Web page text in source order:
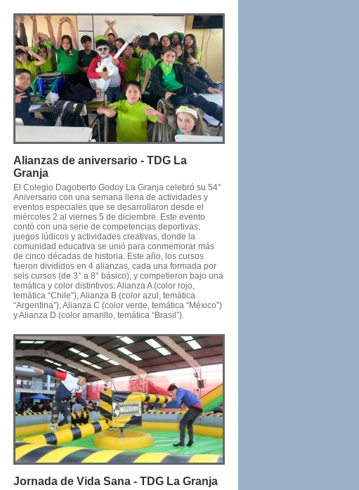
Alianzas de aniversario - TDG La
Granja
El Colegio Dagoberto Godoy La Granja celebró su 54°
Aniversario con una semana llena de actividades y
eventos especiales que se desarrollaron desde el
miércoles 2 al viernes 5 de diciembre. Este evento
contó con una serie de competencias deportivas,
juegos lúdicos y actividades creativas, donde la
comunidad educativa se unió para conmemorar más
de cinco décadas de historia. Este año, los cursos
fueron divididos en 4 alianzas, cada una formada por
seis cursos (de 3° a 8° básico), y competieron bajo una
temática y color distintivos: Alianza A (color rojo,
temática “Chile”), Alianza B (color azul, temática
“Argentina”), Alianza C (color verde, temática “México”)
y Alianza D (color amarillo, temática “Brasil”).
Jornada de Vida Sana - TDG La Granja